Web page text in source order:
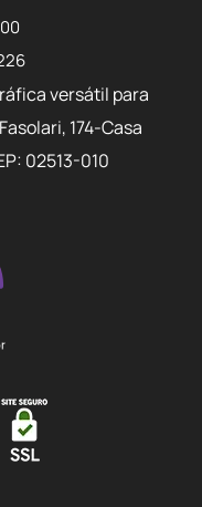
versátil para
174-Casa
02513-010